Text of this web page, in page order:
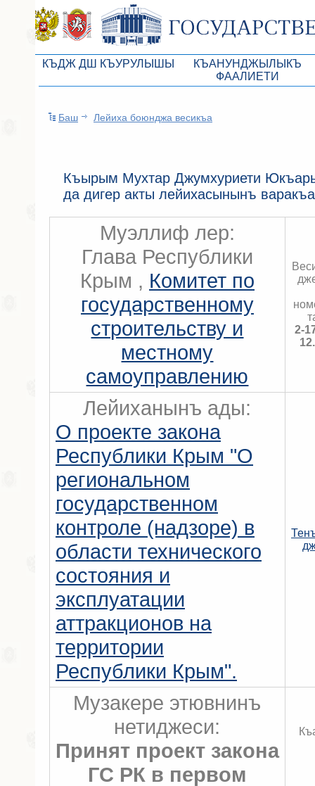
КЪДЖ ДШ КЪУРУЛЫШЫ
КъМДж ЮР Президиумы
КъМДж ЮР депутатлар фракциялары
КъМДж ЮР аппараты
Советники Председателя ГС РК
Управление делами ГС РК
КЪАНУНДЖЫЛЫКЪ
ФААЛИЕТИ
Бюджет Республики
Независимая
Информация
Схема
Статистика
Баш Лейиха боюнджа весикъа
Къырым Мухтар Джумхуриети
да дигер акты лейихасынынъ
Муэллиф лер:
Глава Республики
Крым , Комитет по
государственному
строительству и
местному
самоуправлению
2-
Лейиханынъ ады:
О проекте закона
Республики Крым "О
региональном
государственном
контроле (надзоре) в
области технического
состояния и
эксплуатации
аттракционов на
территории
Республики Крым".
Музакере этювнинъ
нетиджеси:
Принят проект закона
ГС РК в первом